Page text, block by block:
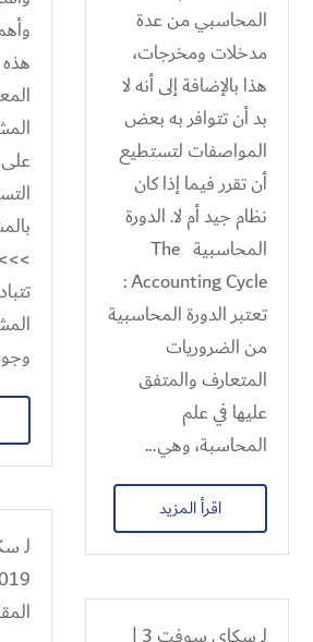
المحاسبي من عدة
مدخلات ومخرجات،
هذا بالإضافة إلى أنه لا
بد أن تتوافر به بعض
المواصفات لتستطيع
أن تقرر فيما إذا كان
نظام جيد أم لا. الدورة
المحاسبية The
Accounting Cycle :
تعتبر الدورة المحاسبية
من الضروريات
المتعارف والمتفق
عليها في علم
المحاسبة، وهي...
اقرأ المزيد
لـ
|